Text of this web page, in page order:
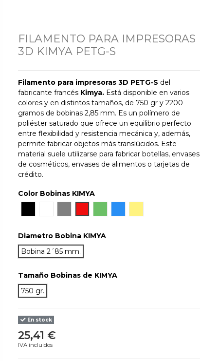
FILAMENTO PARA IMPRESORAS
3D KIMYA PETG-S
Filamento para impresoras 3D PETG-S del
fabricante francés Kimya. Está disponible en varios
colores y en distintos tamaños, de 750 gr y 2200
gramos de bobinas 2,85 mm. Es un polímero de
poliéster saturado que ofrece un equilibrio perfecto
entre flexibilidad y resistencia mecánica y, además,
permite fabricar objetos más translúcidos. Este
material suele utilizarse para fabricar botellas, envases
de cosméticos, envases de alimentos o tarjetas de
crédito.
Color Bobinas KIMYA
Diametro Bobina KIMYA
Bobina 2´85 mm.
Tamaño Bobinas de KIMYA
750 gr.
En stock
25,41 €
IVA incluidos